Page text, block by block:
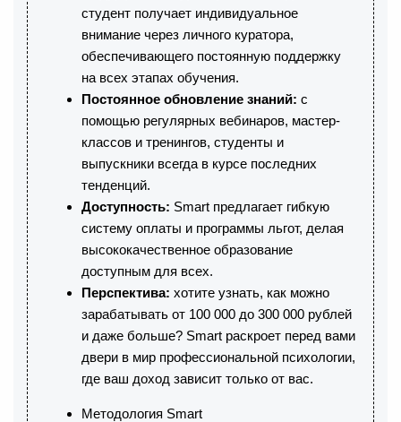
студент получает индивидуальное
внимание через личного куратора,
обеспечивающего постоянную поддержку
на всех этапах обучения.
Постоянное обновление знаний: с
помощью регулярных вебинаров, мастер-
классов и тренингов, студенты и
выпускники всегда в курсе последних
тенденций.
Доступность: Smart предлагает гибкую
систему оплаты и программы льгот, делая
высококачественное образование
доступным для всех.
Перспектива: хотите узнать, как можно
зарабатывать от 100 000 до 300 000 рублей
и даже больше? Smart раскроет перед вами
двери в мир профессиональной психологии,
где ваш доход зависит только от вас.
Методология Smart